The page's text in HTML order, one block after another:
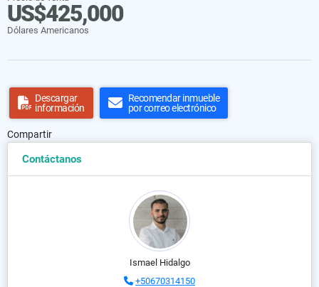
US$425,000
Dólares Americanos
Descargar
información
Recomendar inmueble
por correo electrónico
Compartir
Contáctanos
Ismael Hidalgo
+50670314150